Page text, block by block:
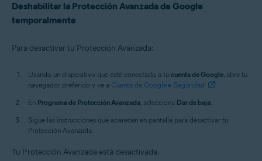
Deshabilitar la Protección Avanzada de Google
temporalmente
Para desactivar tu Protección Avanzada:
Usando un dispositivo que esté conectado a tu cuenta de Google, abre tu
navegador preferido y ve a Cuenta de Google ▸ Seguridad
.
En Programa de Protección Avanzada, selecciona Dar de baja.
Sigue las instrucciones que aparecen en pantalla para desactivar tu
Protección Avanzada.
Tu Protección Avanzada está desactivada.